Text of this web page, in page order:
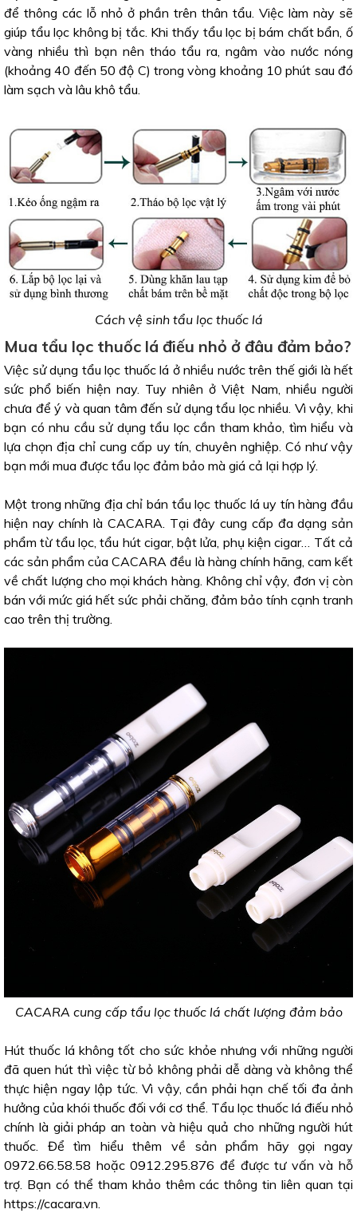
để thông các lỗ nhỏ ở phần trên thân tẩu. Việc làm này sẽ
giúp tẩu lọc không bị tắc. Khi thấy tẩu lọc bị bám chất bẩn, ố
vàng nhiều thì bạn nên tháo tẩu ra, ngâm vào nước nóng
(khoảng 40 đến 50 độ C) trong vòng khoảng 10 phút sau đó
làm sạch và lâu khô tẩu.
Cách vệ sinh tẩu lọc thuốc lá
Mua tẩu lọc thuốc lá điếu nhỏ ở đâu đảm bảo?
Việc sử dụng tẩu lọc thuốc lá ở nhiều nước trên thế giới là hết
sức phổ biến hiện nay. Tuy nhiên ở Việt Nam, nhiều người
chưa để ý và quan tâm đến sử dụng tẩu lọc nhiều. Vì vậy, khi
bạn có nhu cầu sử dụng tẩu lọc cần tham khảo, tìm hiểu và
lựa chọn địa chỉ cung cấp uy tín, chuyên nghiệp. Có như vậy
bạn mới mua được tẩu lọc đảm bảo mà giá cả lại hợp lý.
Một trong những địa chỉ bán tẩu lọc thuốc lá uy tín hàng đầu
hiện nay chính là CACARA. Tại đây cung cấp đa dạng sản
phẩm từ tẩu lọc, tẩu hút cigar, bật lửa, phụ kiện cigar… Tất cả
các sản phẩm của CACARA đều là hàng chính hãng, cam kết
về chất lượng cho mọi khách hàng. Không chỉ vậy, đơn vị còn
bán với mức giá hết sức phải chăng, đảm bảo tính cạnh tranh
cao trên thị trường.
CACARA cung cấp tẩu lọc thuốc lá chất lượng đảm bảo
Hút thuốc lá không tốt cho sức khỏe nhưng với những người
đã quen hút thì việc từ bỏ không phải dễ dàng và không thể
thực hiện ngay lập tức. Vì vậy, cần phải hạn chế tối đa ảnh
hưởng của khói thuốc đối với cơ thể. Tẩu lọc thuốc lá điếu nhỏ
chính là giải pháp an toàn và hiệu quả cho những người hút
thuốc. Để tìm hiểu thêm về sản phẩm hãy gọi ngay
0972.66.58.58 hoặc 0912.295.876 để được tư vấn và hỗ
trợ. Bạn có thể tham khảo thêm các thông tin liên quan tại
https://cacara.vn.